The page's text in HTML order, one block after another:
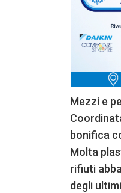
Mezzi e
bonifica
Molta
rifiuti
degli